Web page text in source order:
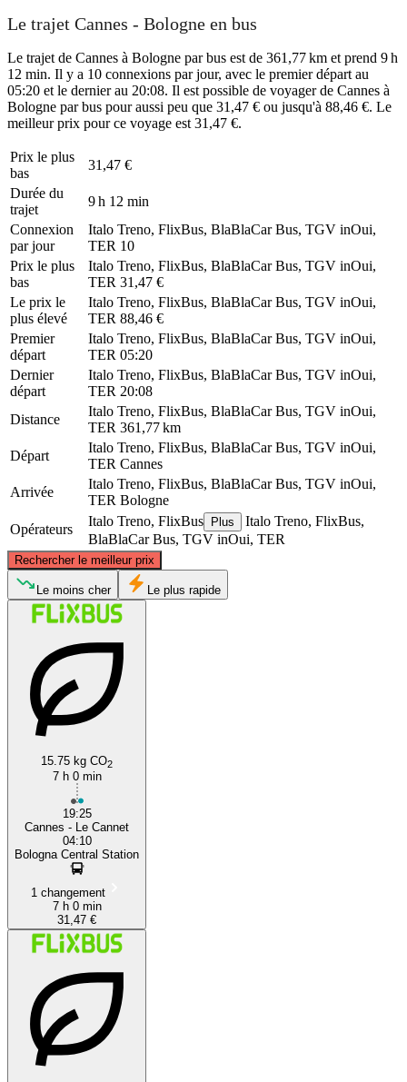
Le trajet Cannes - Bologne en bus
Le trajet de Cannes à Bologne par bus est de 361,77 km et prend 9 h
12 min. Il y a 10 connexions par jour, avec le premier départ au
05:20 et le dernier au 20:08. Il est possible de voyager de Cannes à
Bologne par bus pour aussi peu que 31,47 € ou jusqu'à 88,46 €. Le
meilleur prix pour ce voyage est 31,47 €.
Prix ​​le plus
bas
31,47 €
Durée du
trajet
9 h 12 min
Connexion
par jour
Italo Treno, FlixBus, BlaBlaCar Bus, TGV inOui,
TER 10
Prix ​​le plus
bas
Italo Treno, FlixBus, BlaBlaCar Bus, TGV inOui,
TER 31,47 €
Le prix le
plus élevé
Italo Treno, FlixBus, BlaBlaCar Bus, TGV inOui,
TER 88,46 €
Premier
départ
Italo Treno, FlixBus, BlaBlaCar Bus, TGV inOui,
TER 05:20
Dernier
départ
Italo Treno, FlixBus, BlaBlaCar Bus, TGV inOui,
TER 20:08
Distance
Italo Treno, FlixBus, BlaBlaCar Bus, TGV inOui,
TER 361,77 km
Départ
Italo Treno, FlixBus, BlaBlaCar Bus, TGV inOui,
TER Cannes
Arrivée
Italo Treno, FlixBus, BlaBlaCar Bus, TGV inOui,
TER Bologne
Opérateurs
Italo Treno, FlixBus Plus
Italo Treno, FlixBus,
BlaBlaCar Bus, TGV inOui, TER
Rechercher le meilleur prix
Cannes
© CARTO, ©OpenStreetMap
Le moins cher Le plus rapide
15.75 kg CO2
7 h 0 min
19:25
Cannes - Le Cannet
04:10
Bologna Central Station
1 changement
7 h 0 min
31,47 €